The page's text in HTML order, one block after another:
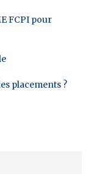
FCPI pour
placements ?